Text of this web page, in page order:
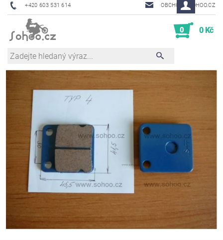
+420 603 531 614 OBCHOD@SOHOO.CZ
0 0 Kč